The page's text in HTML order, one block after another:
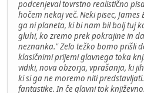
podcenjeval tovrstno realistično
hočem nekaj več. Neki pisec,
ga ni planeta, ki bi nam bil bolj tuj
gluhi, ko zremo prek pokrajine in
neznanka." Zelo težko bomo prišli
klasičnimi prijemi glavnega toka
vidiki, nova obzorja, vprašanja, ki
ki si ga ne moremo niti
fantastike. In če glavni tok